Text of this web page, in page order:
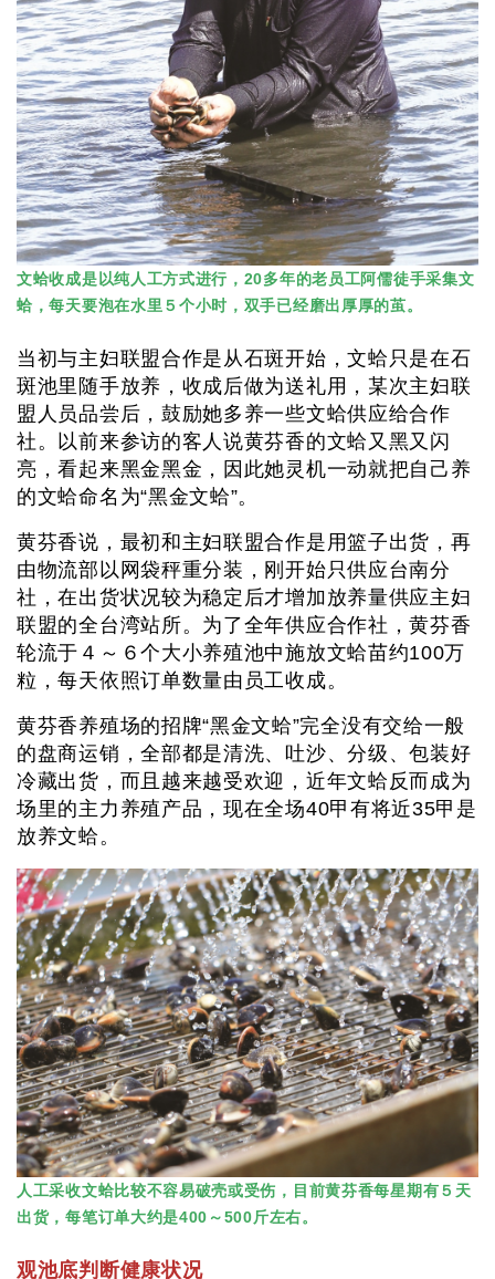
文蛤收成是以纯人工方式进行，20多年的老员工阿儒徒手采集文
蛤，每天要泡在水里５个小时，双手已经磨出厚厚的茧。
当初与主妇联盟合作是从石斑开始，文蛤只是在石
斑池里随手放养，收成后做为送礼用，某次主妇联
盟人员品尝后，鼓励她多养一些文蛤供应给合作
社。以前来参访的客人说黄芬香的文蛤又黑又闪
亮，看起来黑金黑金，因此她灵机一动就把自己养
的文蛤命名为“黑金文蛤”。
黄芬香说，最初和主妇联盟合作是用篮子出货，再
由物流部以网袋秤重分装，刚开始只供应台南分
社，在出货状况较为稳定后才增加放养量供应主妇
联盟的全台湾站所。为了全年供应合作社，黄芬香
轮流于４～６个大小养殖池中施放文蛤苗约100万
粒，每天依照订单数量由员工收成。
黄芬香养殖场的招牌“黑金文蛤”完全没有交给一般
的盘商运销，全部都是清洗、吐沙、分级、包装好
冷藏出货，而且越来越受欢迎，近年文蛤反而成为
场里的主力养殖产品，现在全场40甲有将近35甲是
放养文蛤。
人工采收文蛤比较不容易破壳或受伤，目前黄芬香每星期有５天
出货，每笔订单大约是400～500斤左右。
观池底判断健康状况